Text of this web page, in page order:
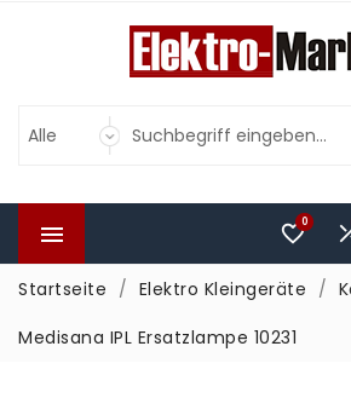
 0
Startseite Elektro Kleingeräte
Medisana IPL Ersatzlampe 10231